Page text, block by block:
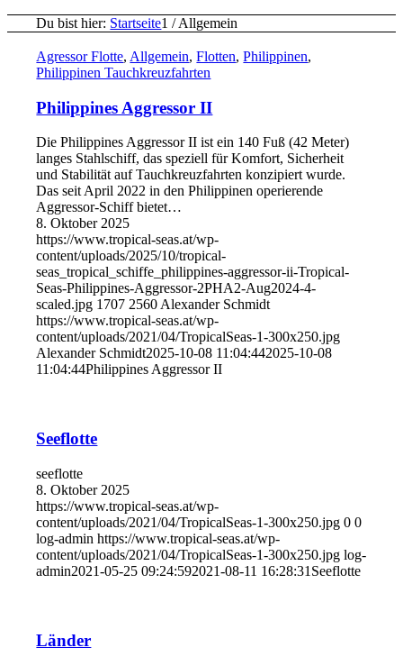
Du bist hier: Startseite1 / Allgemein
Agressor Flotte, Allgemein,Flotten,Philippinen,
Philippinen Tauchkreuzfahrten
Philippines Aggressor II
Die Philippines Aggressor II ist ein 140 Fuß (42 Meter)
langes Stahlschiff, das speziell für Komfort, Sicherheit
und Stabilität auf Tauchkreuzfahrten konzipiert wurde.
Das seit April 2022 in den Philippinen operierende
Aggressor-Schiff bietet…
8. Oktober 2025
https://www.tropical-seas.at/wp-
content/uploads/2025/10/tropical-
seas_tropical_schiffe_philippines-aggressor-ii-Tropical-
Seas-Philippines-Aggressor-2PHA2-Aug2024-4-
scaled.jpg 1707 2560 Alexander Schmidt
https://www.tropical-seas.at/wp-
content/uploads/2021/04/TropicalSeas-1-300x250.jpg
Alexander Schmidt2025-10-08 11:04:442025-10-08
11:04:44Philippines Aggressor II
Seeflotte
seeflotte
8. Oktober 2025
https://www.tropical-seas.at/wp-
content/uploads/2021/04/TropicalSeas-1-300x250.jpg 0 0
log-admin https://www.tropical-seas.at/wp-
content/uploads/2021/04/TropicalSeas-1-300x250.jpg log-
admin2021-05-25 09:24:592021-08-11 16:28:31 Seeflotte
Länder